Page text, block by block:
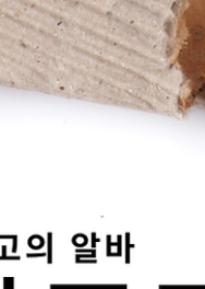
만성적 스트레스에 노출
시간과 수면 패턴은 생
파괴하며, 이는 만성 피로
어진다. 이러한 건강 악
문제를 넘어 사회적으로 심
칠 수 있다. 청년 세대의
강 저하는 결국 사회 전체
력을 저해하는 심각한 사